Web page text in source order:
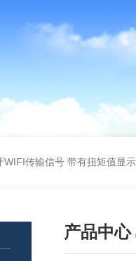
WIFI传输信号 带有扭矩值显
产品中心